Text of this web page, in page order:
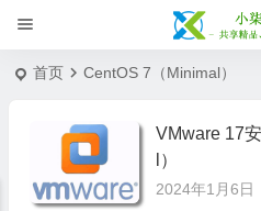
首页 CentOS 7（Minimal）
VMware 17
l）
2024年1月6日